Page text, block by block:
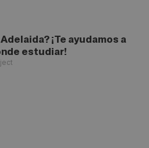
¡Te ayudamos a
estudiar!